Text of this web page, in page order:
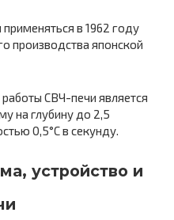
в 1962 году
производства японской
СВЧ-печи является
на глубину до 2,5
0,5°C в секунду.
устройство и